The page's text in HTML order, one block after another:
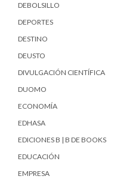
DEBOLSILLO
DEPORTES
DESTINO
DEUSTO
DIVULGACIÓN CIENTÍFICA
DUOMO
ECONOMÍA
EDHASA
EDICIONES B | B DE BOOKS
EDUCACIÓN
EMPRESA